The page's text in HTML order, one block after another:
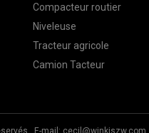
Compacteur routier
Niveleuse
Tracteur agricole
Camion Tacteur
E-mail: cecil@wjnkjszw.com